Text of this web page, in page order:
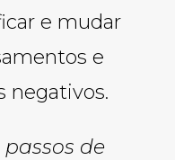
e mudar
e
negativos.
de